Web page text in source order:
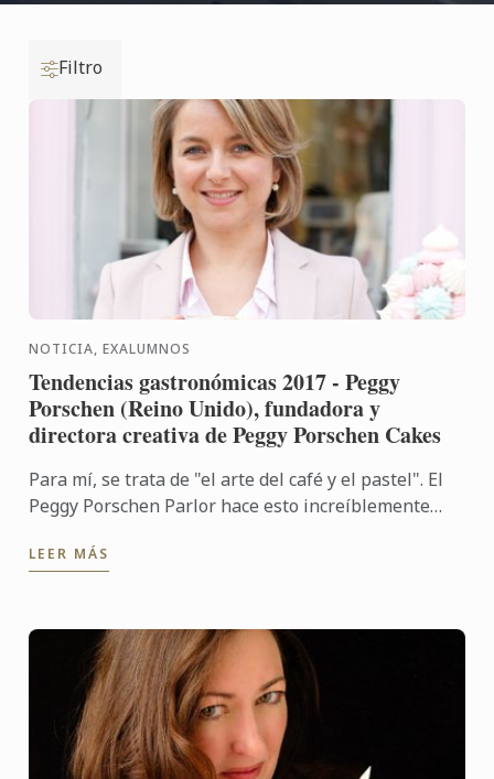
Filtro
NOTICIA, EXALUMNOS
Tendencias gastronómicas 2017 - Peggy
Porschen (Reino Unido), fundadora y
directora creativa de Peggy Porschen Cakes
Para mí, se trata de "el arte del café y el pastel". El
Peggy Porschen Parlor hace esto increíblemente
LEER MÁS